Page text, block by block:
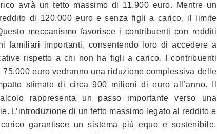
avrà un tetto massimo di 11.900 euro. Mentre un
di 120.000 euro e senza figli a carico, il limite
meccanismo favorisce i contribuenti con redditi
familiari importanti, consentendo loro di accedere a
rispetto a chi non ha figli a carico. I contribuenti
euro vedranno una riduzione complessiva delle
stimato di circa 900 milioni di euro all’anno. Il
rappresenta un passo importante verso una
L’introduzione di un tetto massimo legato al reddito e
garantisce un sistema più equo e sostenibile,